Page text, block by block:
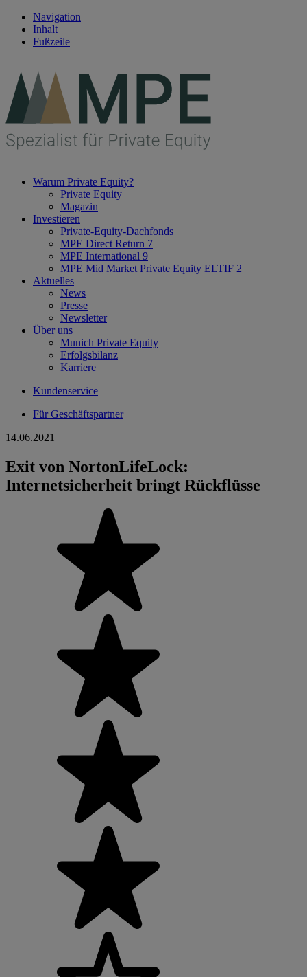
Navigation
Inhalt
Fußzeile
Warum Private Equity?
Private Equity
Magazin
Investieren
Private-Equity-Dachfonds
MPE Direct Return 7
MPE International 9
MPE Mid Market Private Equity ELTIF 2
Aktuelles
News
Presse
Newsletter
Über uns
Munich Private Equity
Erfolgsbilanz
Karriere
Kundenservice
Für Geschäftspartner
14.06.2021
Exit von NortonLifeLock:
Internetsicherheit bringt Rückflüsse